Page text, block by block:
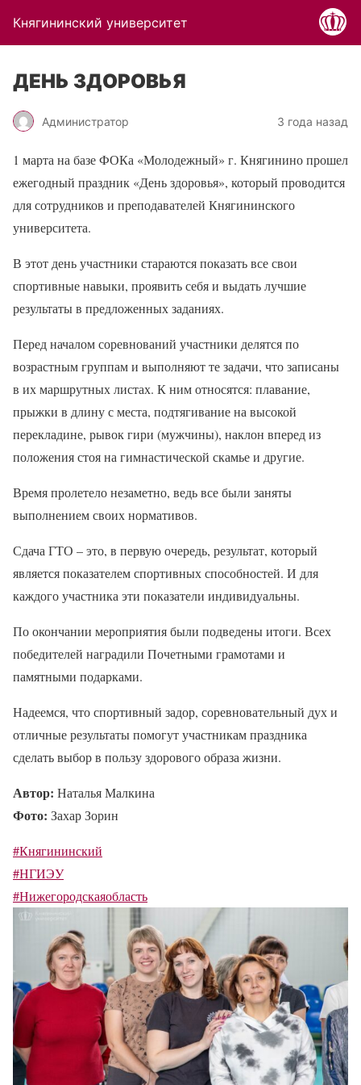
Княгининский университет
ДЕНЬ ЗДОРОВЬЯ
Администратор 3 года назад
1 марта на базе ФОКа «Молодежный» г. Княгинино прошел
ежегодный праздник «День здоровья», который проводится
для сотрудников и преподавателей Княгининского
университета.
В этот день участники стараются показать все свои
спортивные навыки, проявить себя и выдать лучшие
результаты в предложенных заданиях.
Перед началом соревнований участники делятся по
возрастным группам и выполняют те задачи, что записаны
в их маршрутных листах. К ним относятся: плавание,
прыжки в длину с места, подтягивание на высокой
перекладине, рывок гири (мужчины), наклон вперед из
положения стоя на гимнастической скамье и другие.
Время пролетело незаметно, ведь все были заняты
выполнением своих нормативов.
Сдача ГТО – это, в первую очередь, результат, который
является показателем спортивных способностей. И для
каждого участника эти показатели индивидуальны.
По окончании мероприятия были подведены итоги. Всех
победителей наградили Почетными грамотами и
памятными подарками.
Надеемся, что спортивный задор, соревновательный дух и
отличные результаты помогут участникам праздника
сделать выбор в пользу здорового образа жизни.
Автор: Наталья Малкина
Фото: Захар Зорин
#Княгининский
#НГИЭУ
#Нижегородскаяобласть